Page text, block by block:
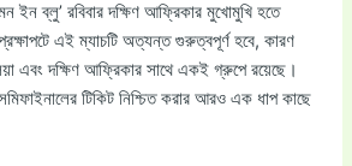
ইন ব্লু’ রবিবার দক্ষিণ আফ্রিকার মুখোমুখি হতে
এই ম্যাচটি অত্যন্ত গুরুত্বপূর্ণ হবে, কারণ
এবং দক্ষিণ আফ্রিকার সাথে একই গ্রুপে রয়েছে।
টিকিট নিশ্চিত করার আরও এক ধাপ কাছে